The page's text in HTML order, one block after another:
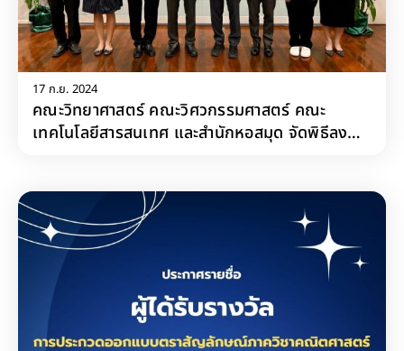
17 ก.ย. 2024
คณะวิทยาศาสตร์ คณะวิศวกรรมศาสตร์ คณะ
เทคโนโลยีสารสนเทศ และสำนักหอสมุด จัดพิธีลง
กับ ธนาคารไทยพาณิชย์ จำกัด (มหาชน)